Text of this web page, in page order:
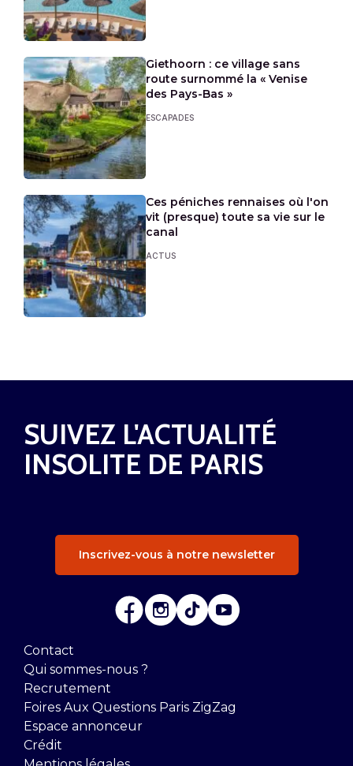
Giethoorn : ce village sans
route surnommé la « Venise
des Pays-Bas »
ESCAPADES
Ces péniches rennaises où l'on
vit (presque) toute sa vie sur le
canal
ACTUS
SUIVEZ L'ACTUALITÉ
INSOLITE DE PARIS
Inscrivez-vous à notre newsletter
Contact
Qui sommes-nous ?
Recrutement
Foires Aux Questions Paris ZigZag
Espace annonceur
Crédit